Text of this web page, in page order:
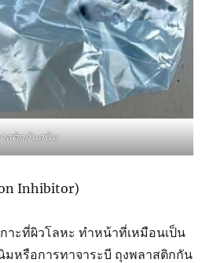
สติกกันสนิม
Inhibitor)
าะที่ผิวโลหะ ทำหน้าที่เหมือนเป็น
หรือการทาจาระบี ถุงพลาสติกกัน